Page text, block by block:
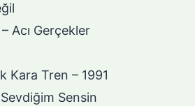
Acı Gerçekler
Kara Tren – 1991
Sensin